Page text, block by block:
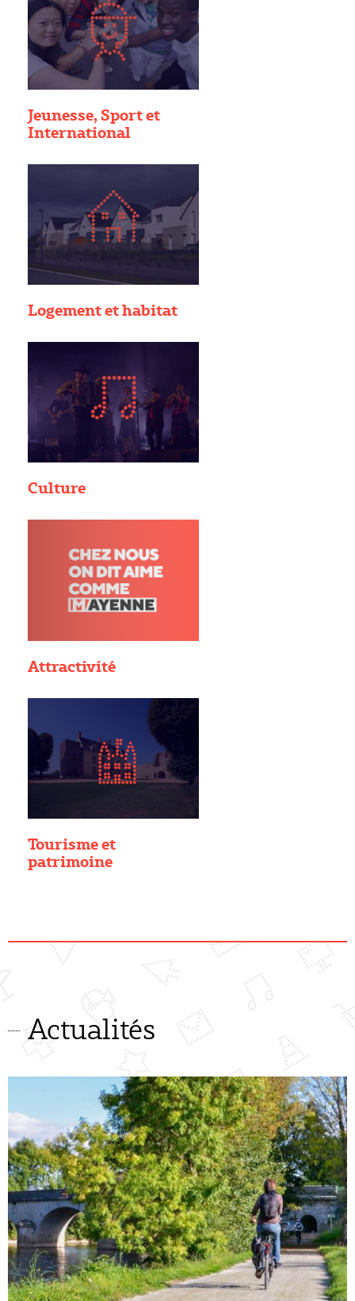
Jeunesse, Sport et
International
Logement et habitat
Culture
Attractivité
Tourisme et
patrimoine
Actualités